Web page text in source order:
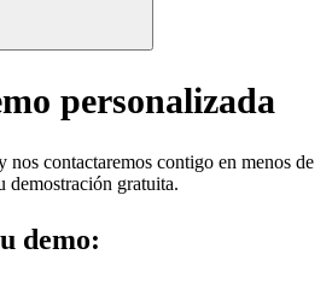
personalizada
nos contactaremos contigo en menos de
demostración gratuita.
demo: